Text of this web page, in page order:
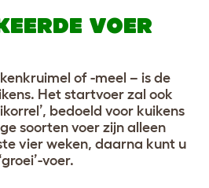
VOER
of -meel – is de
Het startvoer zal ook
bedoeld voor kuikens
soorten voer zijn alleen
vier weken, daarna kunt u
voer.